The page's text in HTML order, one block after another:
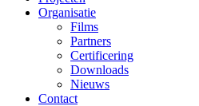
Organisatie
Films
Partners
Certificering
Downloads
Nieuws
Contact